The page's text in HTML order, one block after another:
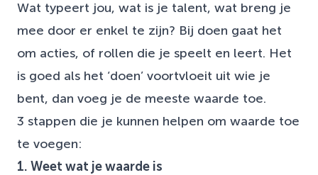
Wat typeert jou, wat is je talent, wat breng je
mee door er enkel te zijn? Bij doen gaat het
om acties, of rollen die je speelt en leert. Het
is goed als het ‘doen’ voortvloeit uit wie je
bent, dan voeg je de meeste waarde toe.
3 stappen die je kunnen helpen om waarde toe
te voegen:
1. Weet wat je waarde is